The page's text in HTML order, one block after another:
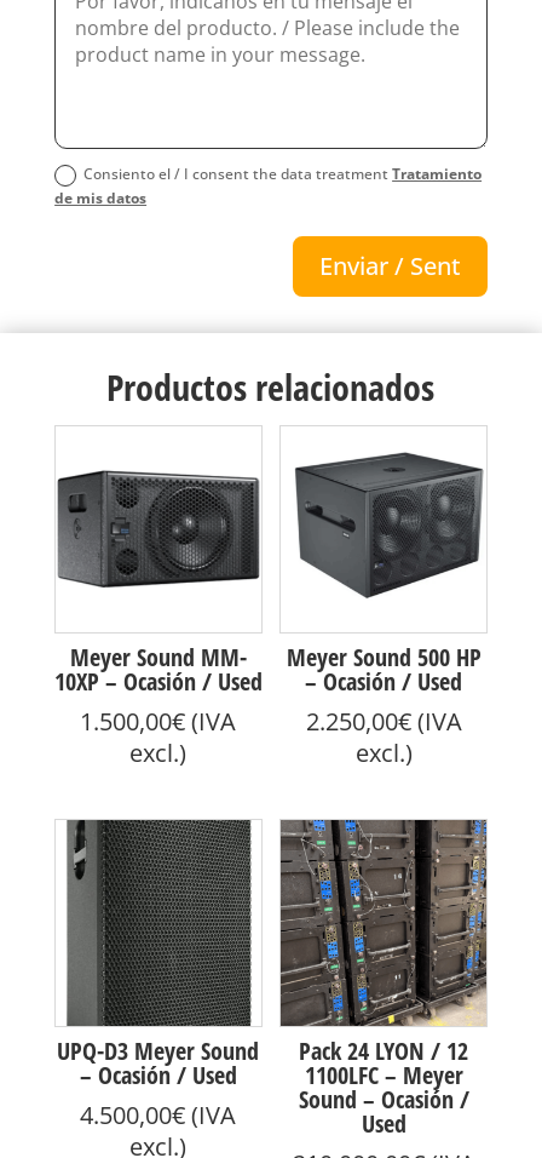
Consiento el / I consent the data treatmentTratamiento
de mis datos
Enviar / Sent
Productos relacionados
Meyer Sound MM-
10XP – Ocasión / Used
1.500,00€(IVA
excl.)
Meyer Sound 500 HP
– Ocasión / Used
2.250,00€(IVA
excl.)
UPQ-D3 Meyer Sound
– Ocasión / Used
4.500,00€(IVA
excl.)
Pack 24 LYON / 12
1100LFC – Meyer
Sound – Ocasión /
Used